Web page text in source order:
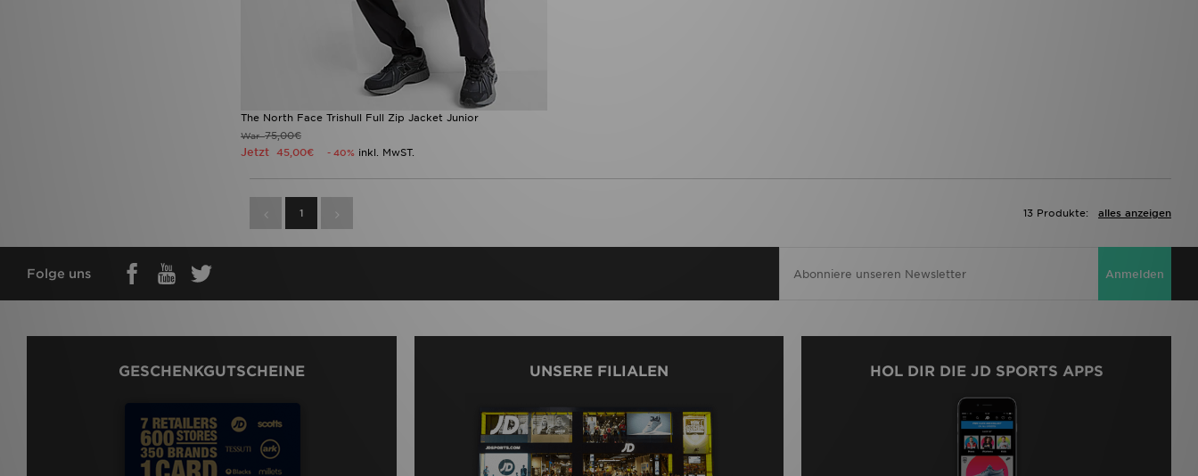
The North Face Trishull Full Zip Jacket Junior
War75,00€
Jetzt 45,00€ - 40% inkl. MwST.
1 alles anzeigen
13 Produkte:
Folge uns Anmelden
GESCHENKGUTSCHEINE UNSERE FILIALEN HOL DIR DIE JD SPORTS APPS